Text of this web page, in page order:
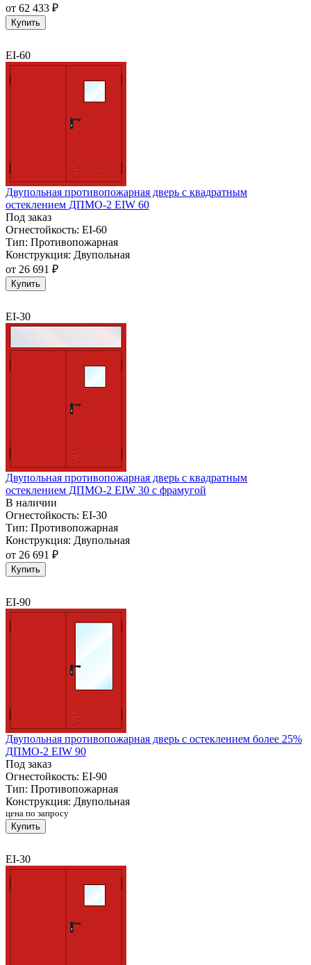
от 62 433 ₽
Купить
EI-60
Двупольная противопожарная дверь с квадратным
остеклением ДПМО-2 EIW 60
Под заказ
Огнестойкость: EI-60
Тип: Противопожарная
Конструкция: Двупольная
от 26 691 ₽
Купить
EI-30
Двупольная противопожарная дверь с квадратным
остеклением ДПМО-2 EIW 30 с фрамугой
В наличии
Огнестойкость: EI-30
Тип: Противопожарная
Конструкция: Двупольная
от 26 691 ₽
Купить
EI-90
Двупольная противопожарная дверь с остеклением более 25%
ДПМО-2 EIW 90
Под заказ
Огнестойкость: EI-90
Тип: Противопожарная
Конструкция: Двупольная
цена по запросу
Купить
EI-30